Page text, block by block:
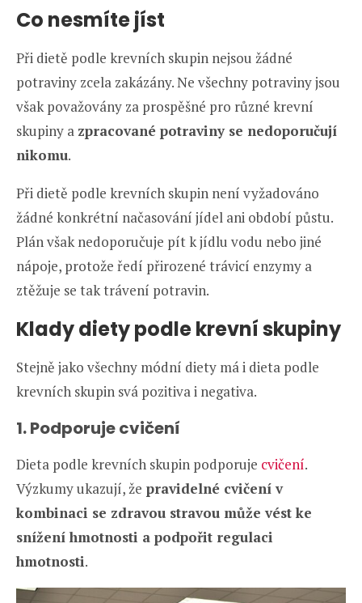
Co nesmíte jíst
Při dietě podle krevních skupin nejsou žádné
potraviny zcela zakázány. Ne všechny potraviny jsou
však považovány za prospěšné pro různé krevní
skupiny a zpracované potraviny se nedoporučují
nikomu.
Při dietě podle krevních skupin není vyžadováno
žádné konkrétní načasování jídel ani období půstu.
Plán však nedoporučuje pít k jídlu vodu nebo jiné
nápoje, protože ředí přirozené trávicí enzymy a
ztěžuje se tak trávení potravin.
Klady diety podle krevní skupiny
Stejně jako všechny módní diety má i dieta podle
krevních skupin svá pozitiva i negativa.
1. Podporuje cvičení
Dieta podle krevních skupin podporuje cvičení.
Výzkumy ukazují, že pravidelné cvičení v
kombinaci se zdravou stravou může vést ke
snížení hmotnosti a podpořit regulaci
hmotnosti.